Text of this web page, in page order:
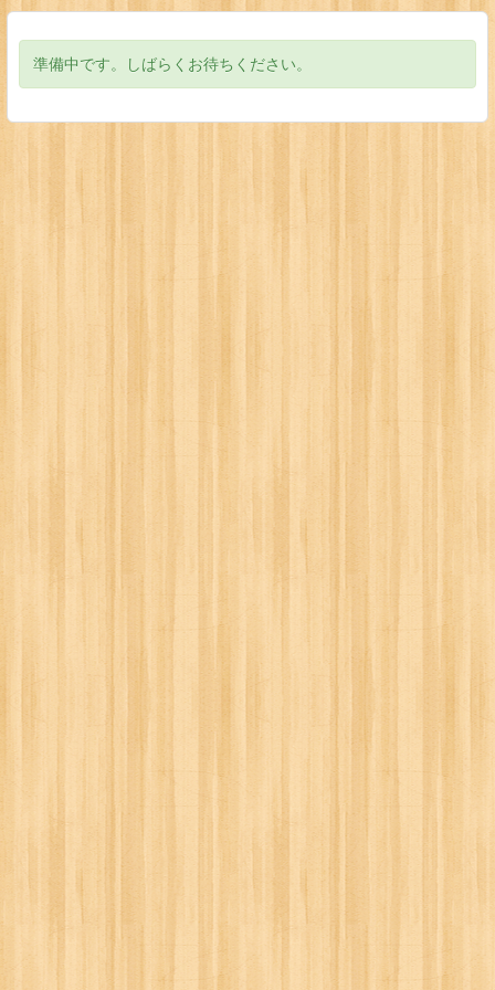
準備中です。しばらくお待ちください。